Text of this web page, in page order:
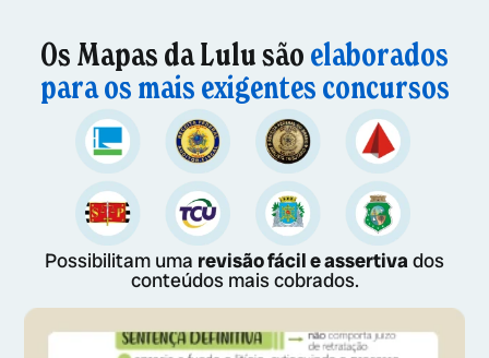
Os Mapas da Lulu são elaborados
para os mais exigentes concursos
Possibilitam uma revisão fácil e assertivados
conteúdos mais cobrados.